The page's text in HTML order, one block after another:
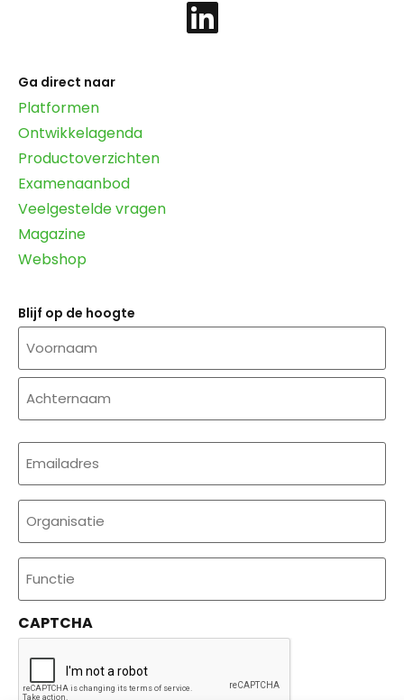
Ga direct naar
Platformen
Ontwikkelagenda
Productoverzichten
Examenaanbod
Veelgestelde vragen
Magazine
Webshop
Blijf op de hoogte
Naam
E-
mailadres
Organisatie
Functie
CAPTCHA